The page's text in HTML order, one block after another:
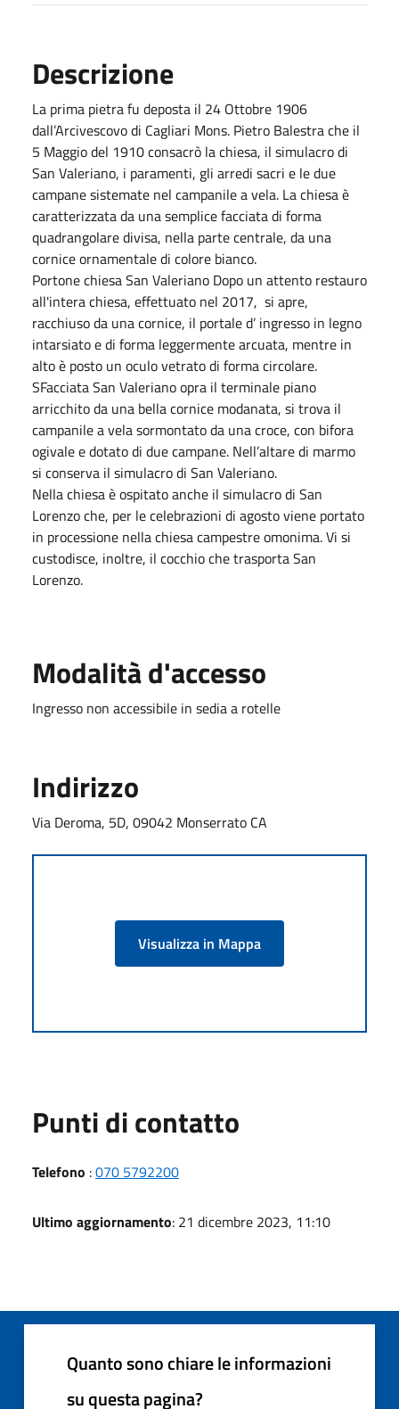
Descrizione
La prima pietra fu deposta il 24 Ottobre 1906
dall’Arcivescovo di Cagliari Mons. Pietro Balestra che il
5 Maggio del 1910 consacrò la chiesa, il simulacro di
San Valeriano, i paramenti, gli arredi sacri e le due
campane sistemate nel campanile a vela. La chiesa è
caratterizzata da una semplice facciata di forma
quadrangolare divisa, nella parte centrale, da una
cornice ornamentale di colore bianco.
Portone chiesa San Valeriano Dopo un attento restauro
all'intera chiesa, effettuato nel 2017, si apre,
racchiuso da una cornice, il portale d’ ingresso in legno
intarsiato e di forma leggermente arcuata, mentre in
alto è posto un oculo vetrato di forma circolare.
SFacciata San Valeriano opra il terminale piano
arricchito da una bella cornice modanata, si trova il
campanile a vela sormontato da una croce, con bifora
ogivale e dotato di due campane. Nell’altare di marmo
si conserva il simulacro di San Valeriano.
Nella chiesa è ospitato anche il simulacro di San
Lorenzo che, per le celebrazioni di agosto viene portato
in processione nella chiesa campestre omonima. Vi si
custodisce, inoltre, il cocchio che trasporta San
Lorenzo.
Modalità d'accesso
Ingresso non accessibile in sedia a rotelle
Indirizzo
Via Deroma, 5D, 09042 Monserrato CA
Visualizza in Mappa
Punti di contatto
Telefono :070 5792200
Ultimo aggiornamento: 21 dicembre 2023, 11:10
Quanto sono chiare le informazioni
su questa pagina?